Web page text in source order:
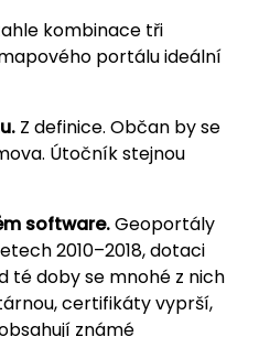
kombinace tři
portálu ideální
Z definice. Občan by se
Útočník stejnou
software.Geoportály
2010–2018, dotaci
té doby se mnohé z nich
certifikáty vyprší,
známé